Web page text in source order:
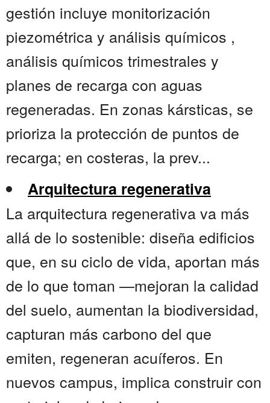
gestión incluye monitorización
piezométrica y análisis químicos ,
análisis químicos trimestrales y
planes de recarga con aguas
regeneradas. En zonas kársticas, se
prioriza la protección de puntos de
recarga; en costeras, la prev...
Arquitectura regenerativa
La arquitectura regenerativa va más
allá de lo sostenible: diseña edificios
que, en su ciclo de vida, aportan más
de lo que toman —mejoran la calidad
del suelo, aumentan la biodiversidad,
capturan más carbono del que
emiten, regeneran acuíferos. En
nuevos campus, implica construir con